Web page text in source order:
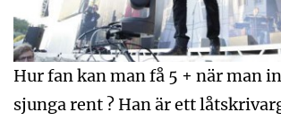
Hur fan kan man få 5 + när man
sjunga rent ? Han är ett